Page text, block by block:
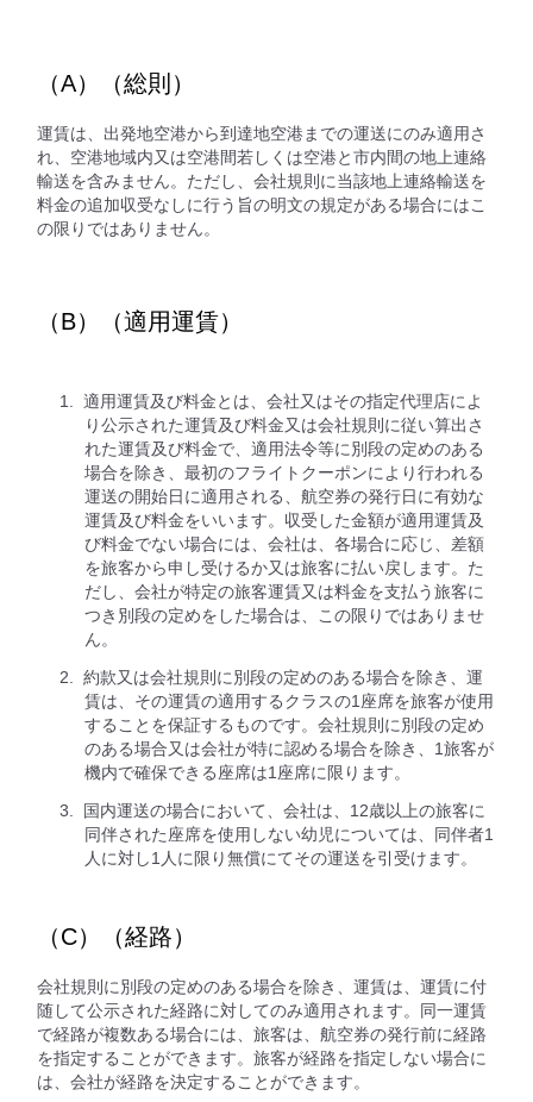
（A）（総則）
運賃は、出発地空港から到達地空港までの運送にのみ適用さ
れ、空港地域内又は空港間若しくは空港と市内間の地上連絡
輸送を含みません。ただし、会社規則に当該地上連絡輸送を
料金の追加収受なしに行う旨の明文の規定がある場合にはこ
の限りではありません。
（B）（適用運賃）
適用運賃及び料金とは、会社又はその指定代理店によ
り公示された運賃及び料金又は会社規則に従い算出さ
れた運賃及び料金で、適用法令等に別段の定めのある
場合を除き、最初のフライトクーポンにより行われる
運送の開始日に適用される、航空券の発行日に有効な
運賃及び料金をいいます。収受した金額が適用運賃及
び料金でない場合には、会社は、各場合に応じ、差額
を旅客から申し受けるか又は旅客に払い戻します。た
だし、会社が特定の旅客運賃又は料金を支払う旅客に
つき別段の定めをした場合は、この限りではありませ
ん。
約款又は会社規則に別段の定めのある場合を除き、運
賃は、その運賃の適用するクラスの1座席を旅客が使用
することを保証するものです。会社規則に別段の定め
のある場合又は会社が特に認める場合を除き、1旅客が
機内で確保できる座席は1座席に限ります。
国内運送の場合において、会社は、12歳以上の旅客に
同伴された座席を使用しない幼児については、同伴者1
人に対し1人に限り無償にてその運送を引受けます。
（C）（経路）
会社規則に別段の定めのある場合を除き、運賃は、運賃に付
随して公示された経路に対してのみ適用されます。同一運賃
で経路が複数ある場合には、旅客は、航空券の発行前に経路
を指定することができます。旅客が経路を指定しない場合に
は、会社が経路を決定することができます。